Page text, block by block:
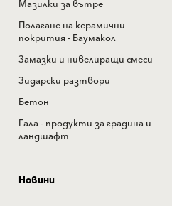
Мазилки за вътре
Полагане на керамични
покрития - Баумакол
Замазки и нивелиращи смеси
Зидарски разтвори
Бетон
Гала - продукти за градина и
ландшафт
Новини